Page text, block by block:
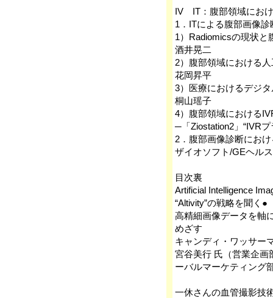
IV IT：腹部領域にお
1．ITによる腹部画像
1）Radiomicsの現状と
酒井晃二
2）腹部領域における
花岡昇平
3）医療におけるデジ
桐山瑶子
4）腹部領域における
─「Ziostation2」“IVR
2．腹部画像診断にお
ザイオソフト/GEヘル
目次裏
Artificial Intelligence
“Altivity”の戦略を聞く●
高精細画像データを軸
めざす
キャンディ・ワッサー
宮谷美行 氏（営業企画
ーバルマーケティング
一休さんの血管撮影技